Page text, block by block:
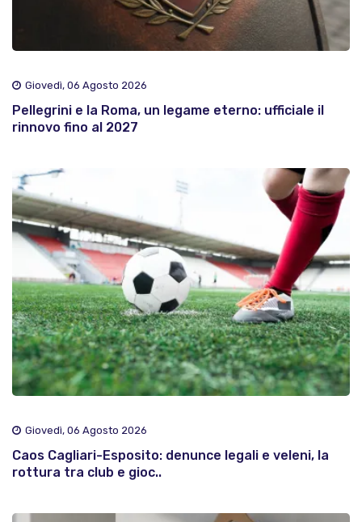
Giovedì, 06 Agosto 2026
Pellegrini e la Roma, un legame eterno: ufficiale il
rinnovo fino al 2027
Giovedì, 06 Agosto 2026
Caos Cagliari-Esposito: denunce legali e veleni, la
rottura tra club e gioc..